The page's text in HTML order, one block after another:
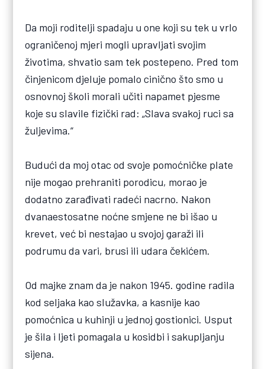
Da moji roditelji spadaju u one koji su tek u vrlo
ograničenoj mjeri mogli upravljati svojim
životima, shvatio sam tek postepeno. Pred tom
činjenicom djeluje pomalo cinično što smo u
osnovnoj školi morali učiti napamet pjesme
koje su slavile fizički rad: „Slava svakoj ruci sa
žuljevima.“
Budući da moj otac od svoje pomoćničke plate
nije mogao prehraniti porodicu, morao je
dodatno zarađivati radeći nacrno. Nakon
dvanaestosatne noćne smjene ne bi išao u
krevet, već bi nestajao u svojoj garaži ili
podrumu da vari, brusi ili udara čekićem.
Od majke znam da je nakon 1945. godine radila
kod seljaka kao služavka, a kasnije kao
pomoćnica u kuhinji u jednoj gostionici. Usput
je šila i ljeti pomagala u kosidbi i sakupljanju
sijena.